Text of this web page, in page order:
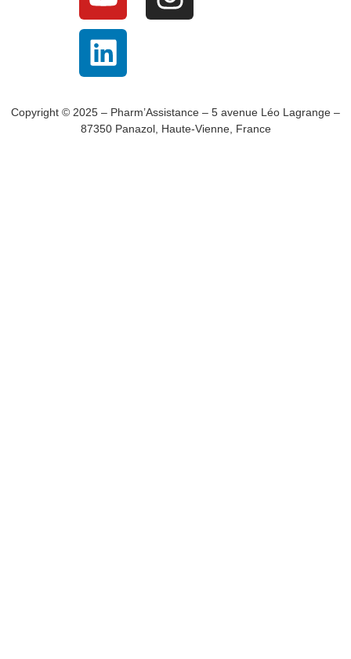
Copyright © 2025 – Pharm’Assistance – 5 avenue Léo Lagrange –
87350 Panazol, Haute-Vienne, France